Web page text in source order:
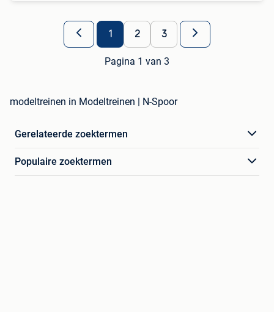
1 2 3
Pagina 1 van 3
modeltreinen in Modeltreinen | N-Spoor
Gerelateerde zoektermen
Populaire zoektermen